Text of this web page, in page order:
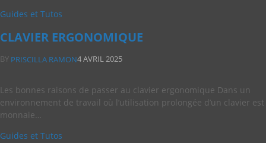
Guides et Tutos
CLAVIER ERGONOMIQUE
BY PRISCILLA RAMON4 AVRIL 2025
Les bonnes raisons de passer au clavier ergonomique Dans un
environnement de travail où l’utilisation prolongée d’un clavier est
monnaie…
Guides et Tutos